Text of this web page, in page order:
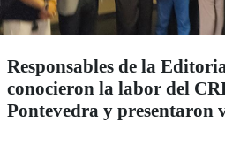
Responsables de la
conocieron la labor del
Pontevedra y presentaron